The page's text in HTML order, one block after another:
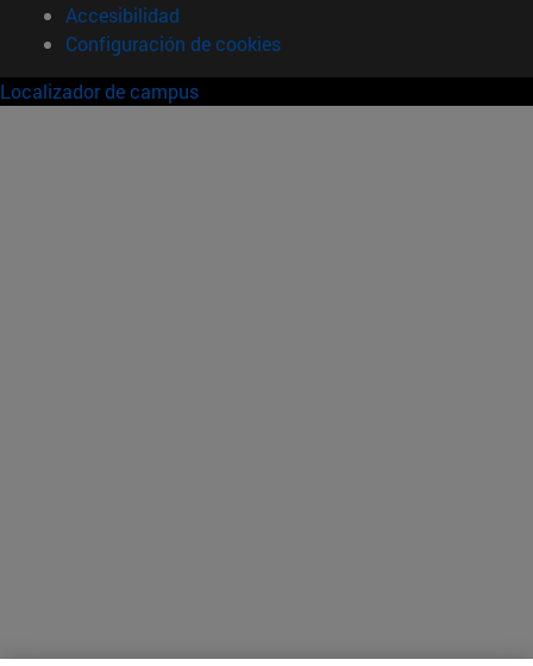
Accesibilidad
Configuración de cookies
Localizador de campus